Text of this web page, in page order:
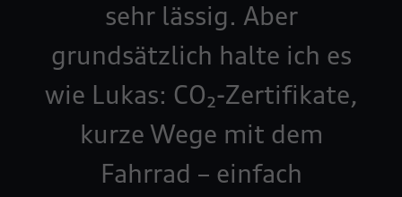
sehr lässig. Aber
grundsätzlich halte ich es
wie Lukas: CO₂-Zertifikate,
kurze Wege mit dem
Fahrrad – einfach